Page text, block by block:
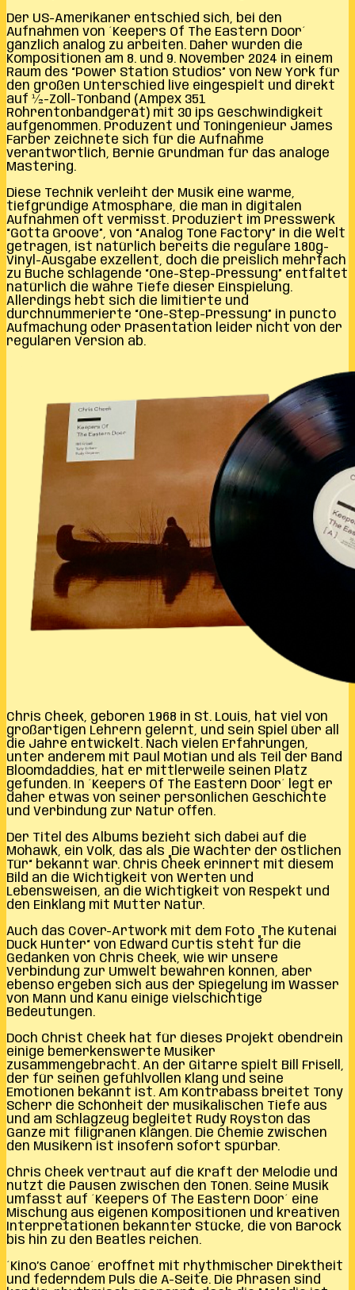
Der US-Amerikaner entschied sich, bei den
Aufnahmen von ´Keepers Of The Eastern Door´
gänzlich analog zu arbeiten. Daher wurden die
Kompositionen am 8. und 9. November 2024 in einem
Raum des “Power Station Studios” von New York für
den großen Unterschied live eingespielt und direkt
auf ½-Zoll-Tonband (Ampex 351
Röhrentonbandgerät) mit 30 ips Geschwindigkeit
aufgenommen. Produzent und Toningenieur James
Farber zeichnete sich für die Aufnahme
verantwortlich, Bernie Grundman für das analoge
Mastering.
Diese Technik verleiht der Musik eine warme,
tiefgründige Atmosphäre, die man in digitalen
Aufnahmen oft vermisst. Produziert im Presswerk
“Gotta Groove”, von “Analog Tone Factory” in die Welt
getragen, ist natürlich bereits die reguläre 180g-
Vinyl-Ausgabe exzellent, doch die preislich mehrfach
zu Buche schlagende “One-Step-Pressung” entfaltet
natürlich die wahre Tiefe dieser Einspielung.
Allerdings hebt sich die limitierte und
durchnummerierte “One-Step-Pressung” in puncto
Aufmachung oder Präsentation leider nicht von der
regulären Version ab.
Chris Cheek, geboren 1968 in St. Louis, hat viel von
großartigen Lehrern gelernt, und sein Spiel über all
die Jahre entwickelt. Nach vielen Erfahrungen,
unter anderem mit Paul Motian und als Teil der Band
Bloomdaddies, hat er mittlerweile seinen Platz
gefunden. In ´Keepers Of The Eastern Door´ legt er
daher etwas von seiner persönlichen Geschichte
und Verbindung zur Natur offen.
Der Titel des Albums bezieht sich dabei auf die
Mohawk, ein Volk, das als „Die Wächter der östlichen
Tür“ bekannt war. Chris Cheek erinnert mit diesem
Bild an die Wichtigkeit von Werten und
Lebensweisen, an die Wichtigkeit von Respekt und
den Einklang mit Mutter Natur.
Auch das Cover-Artwork mit dem Foto „The Kutenai
Duck Hunter“ von Edward Curtis steht für die
Gedanken von Chris Cheek, wie wir unsere
Verbindung zur Umwelt bewahren können, aber
ebenso ergeben sich aus der Spiegelung im Wasser
von Mann und Kanu einige vielschichtige
Bedeutungen.
Doch Christ Cheek hat für dieses Projekt obendrein
einige bemerkenswerte Musiker
zusammengebracht. An der Gitarre spielt Bill Frisell,
der für seinen gefühlvollen Klang und seine
Emotionen bekannt ist. Am Kontrabass breitet Tony
Scherr die Schönheit der musikalischen Tiefe aus
und am Schlagzeug begleitet Rudy Royston das
Ganze mit filigranen Klängen. Die Chemie zwischen
den Musikern ist insofern sofort spürbar.
Chris Cheek vertraut auf die Kraft der Melodie und
nutzt die Pausen zwischen den Tönen. Seine Musik
umfasst auf ´Keepers Of The Eastern Door´ eine
Mischung aus eigenen Kompositionen und kreativen
Interpretationen bekannter Stücke, die von Barock
bis hin zu den Beatles reichen.
´Kino’s Canoe´ eröffnet mit rhythmischer Direktheit
und federndem Puls die A-Seite. Die Phrasen sind